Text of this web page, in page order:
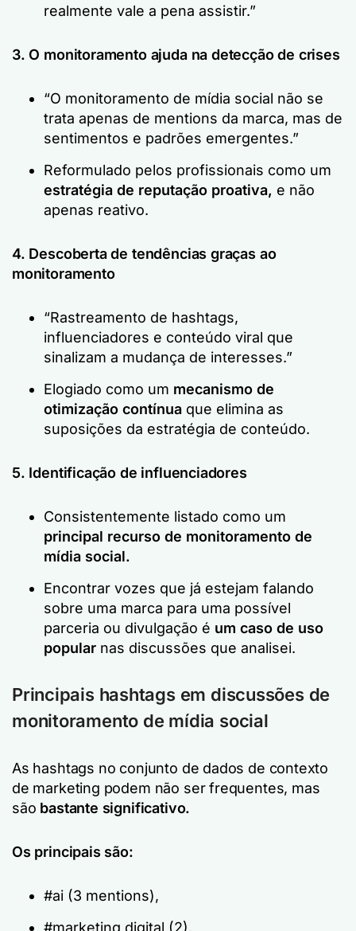
realmente vale a pena assistir.”
3. O monitoramento ajuda na detecção de crises
“O monitoramento de mídia social não se
trata apenas de mentions da marca, mas de
sentimentos e padrões emergentes.”
Reformulado pelos profissionais como um
estratégia de reputação proativa, e não
apenas reativo.
4. Descoberta de tendências graças ao
monitoramento
“Rastreamento de hashtags,
influenciadores e conteúdo viral que
sinalizam a mudança de interesses.”
Elogiado como um mecanismo de
otimização contínua que elimina as
suposições da estratégia de conteúdo.
5. Identificação de influenciadores
Consistentemente listado como um
principal recurso de monitoramento de
mídia social.
Encontrar vozes que já estejam falando
sobre uma marca para uma possível
parceria ou divulgação é um caso de uso
popular nas discussões que analisei.
Principais hashtags em discussões de
monitoramento de mídia social
As hashtags no conjunto de dados de contexto
de marketing podem não ser frequentes, mas
são bastante significativo.
Os principais são:
#ai (3 mentions),
#marketing digital (2),